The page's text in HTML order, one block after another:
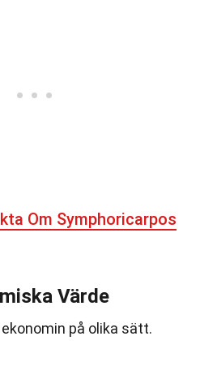
Om Symphoricarpos
Värde
på olika sätt.